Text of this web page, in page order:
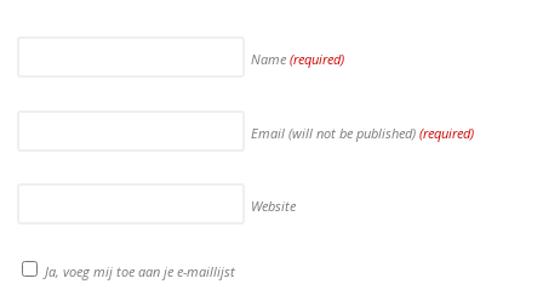
Name (required)
Email (will not be published) (required)
Website
Ja, voeg mij toe aan je e-maillijst